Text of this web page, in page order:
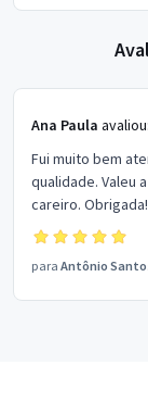
Ana Paula avaliou:
Fui muito bem
qualidade. Valeu
careiro. Obrigada!
para Antônio